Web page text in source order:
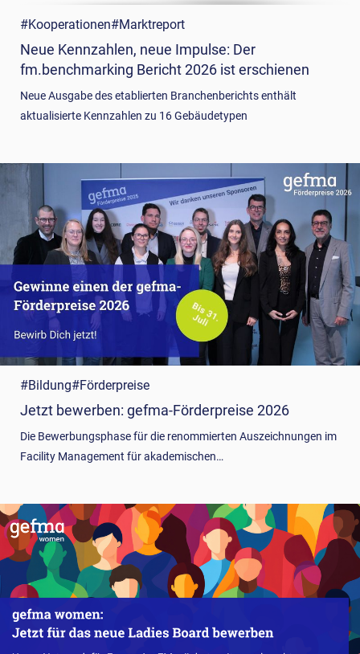
#Kooperationen#Marktreport
Neue Kennzahlen, neue Impulse: Der
fm.benchmarking Bericht 2026 ist erschienen
Neue Ausgabe des etablierten Branchenberichts enthält
aktualisierte Kennzahlen zu 16 Gebäudetypen
#Bildung#Förderpreise
Jetzt bewerben: gefma-Förderpreise 2026
Die Bewerbungsphase für die renommierten Auszeichnungen im
Facility Management für akademischen…